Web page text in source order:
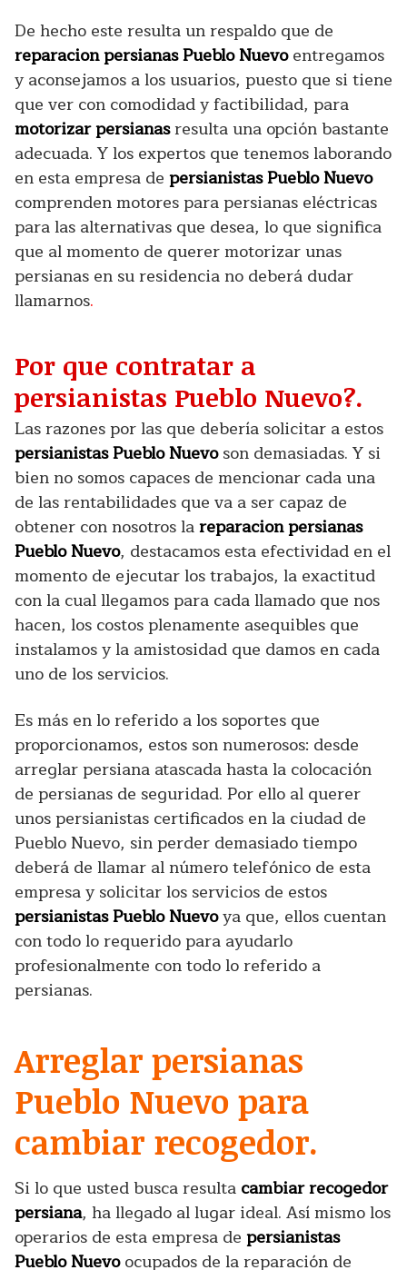
De hecho este resulta un respaldo que de
reparacion persianas Pueblo Nuevoentregamos
y aconsejamos a los usuarios, puesto que si tiene
que ver con comodidad y factibilidad, para
motorizar persianasresulta una opción bastante
adecuada. Y los expertos que tenemos laborando
en esta empresa de persianistas Pueblo Nuevo
comprenden motores para persianas eléctricas
para las alternativas que desea, lo que significa
que al momento de querer motorizar unas
persianas en su residencia no deberá dudar
llamarnos.
Por que contratar a
persianistas Pueblo Nuevo?.
Las razones por las que debería solicitar a estos
persianistas Pueblo Nuevoson demasiadas. Y si
bien no somos capaces de mencionar cada una
de las rentabilidades que va a ser capaz de
obtener con nosotros lareparacion persianas
Pueblo Nuevo, destacamos esta efectividad en el
momento de ejecutar los trabajos, la exactitud
con la cual llegamos para cada llamado que nos
hacen, los costos plenamente asequibles que
instalamos y la amistosidad que damos en cada
uno de los servicios.
Es más en lo referido a los soportes que
proporcionamos, estos son numerosos: desde
arreglar persiana atascada hasta la colocación
de persianas de seguridad. Por ello al querer
unos persianistas certificados en la ciudad de
Pueblo Nuevo, sin perder demasiado tiempo
deberá de llamar al número telefónico de esta
empresa y solicitar los servicios de estos
persianistas Pueblo Nuevoya que, ellos cuentan
con todo lo requerido para ayudarlo
profesionalmente con todo lo referido a
persianas.
Arreglar persianas
Pueblo Nuevo para
cambiar recogedor.
Si lo que usted busca resulta cambiar recogedor
persiana, ha llegado al lugar ideal. Así mismo los
operarios de esta empresa de persianistas
Pueblo Nuevoocupados de la reparación de